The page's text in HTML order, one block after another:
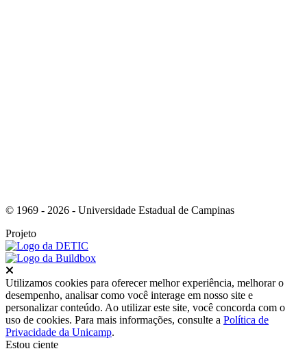
© 1969 - 2026 - Universidade Estadual de Campinas
Projeto
Utilizamos cookies para oferecer melhor experiência, melhorar o
desempenho, analisar como você interage em nosso site e
personalizar conteúdo. Ao utilizar este site, você concorda com o
uso de cookies. Para mais informações, consulte a Política de
Privacidade da Unicamp.
Estou ciente